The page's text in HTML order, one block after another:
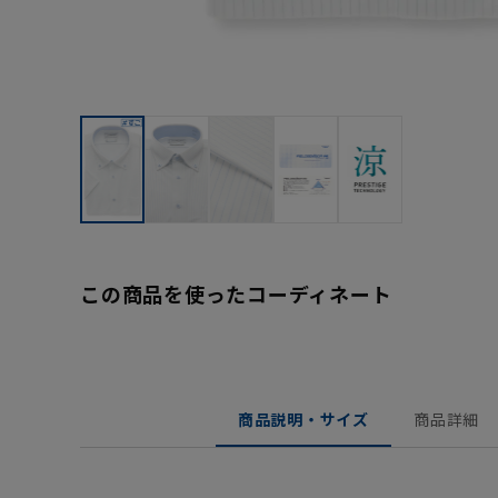
この商品を使ったコーディネート
商品説明・サイズ 商品詳細